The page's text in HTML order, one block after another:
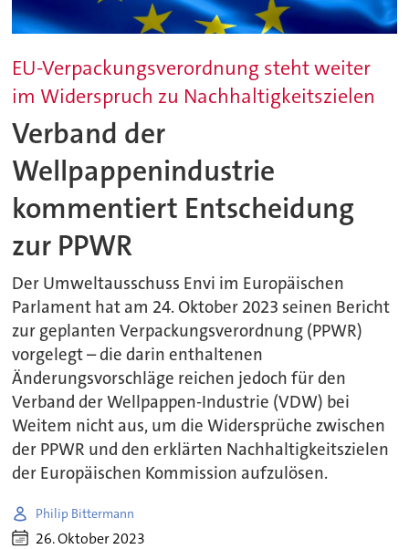
EU-Verpackungsverordnung steht weiter
im Widerspruch zu Nachhaltigkeitszielen
Verband der
Wellpappenindustrie
kommentiert Entscheidung
zur PPWR
Der Umweltausschuss Envi im Europäischen
Parlament hat am 24. Oktober 2023 seinen Bericht
zur geplanten Verpackungsverordnung (PPWR)
vorgelegt – die darin enthaltenen
Änderungsvorschläge reichen jedoch für den
Verband der Wellpappen-Industrie (VDW) bei
Weitem nicht aus, um die Widersprüche zwischen
der PPWR und den erklärten Nachhaltigkeitszielen
der Europäischen Kommission aufzulösen.
Philip Bittermann
26. Oktober 2023